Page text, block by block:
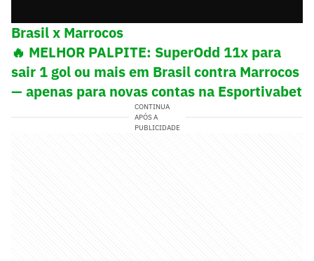
Brasil x Marrocos
🔥 MELHOR PALPITE: SuperOdd 11x para
sair 1 gol ou mais em Brasil contra Marrocos
— apenas para novas contas na Esportivabet
CONTINUA
APÓS A
PUBLICIDADE